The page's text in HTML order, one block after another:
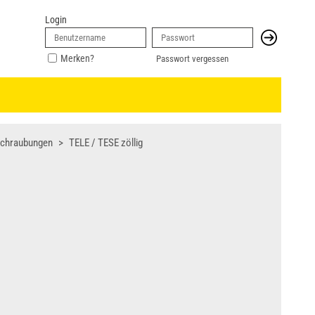
Login
Merken? Passwort vergessen
TELE / TESE zöllig